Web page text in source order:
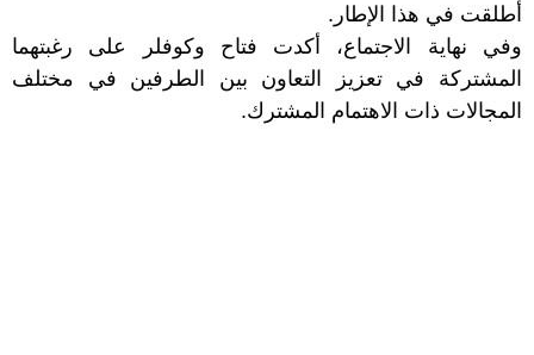
أطلقت في هذا الإطار.
وفي نهاية الاجتماع، أكدت فتاح وكوفلر على رغبتهما
المشتركة في تعزيز التعاون بين الطرفين في مختلف
المجالات ذات الاهتمام المشترك.